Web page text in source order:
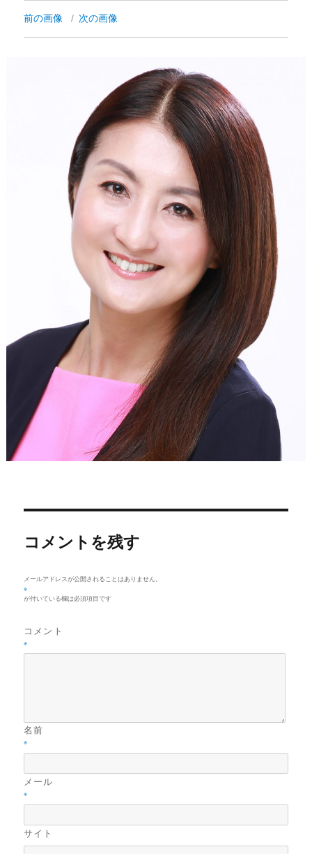
前の画像 次の画像
コメントを残す
メールアドレスが公開されることはありません。
※
が付いている欄は必須項目です
コメント
※
名前
※
メール
※
サイト